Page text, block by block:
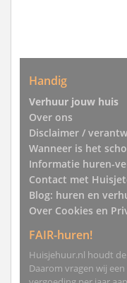
Handig
Verhuur jouw huis
Over ons
Disclaimer /
Wanneer is het
Informatie huren-
Contact met
Blog: huren en
Over Cookies en
FAIR-huren!
Huisjehuur.nl houdt
Daarom vragen wij